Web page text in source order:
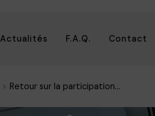
Actualités F.A.Q. Contact
Retour sur la participation...